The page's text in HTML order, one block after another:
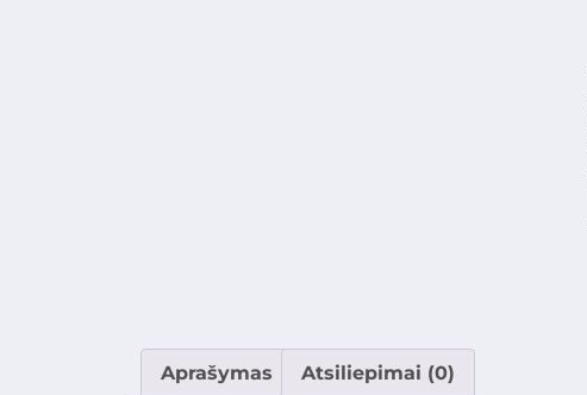
Aprašymas Atsiliepimai (0)